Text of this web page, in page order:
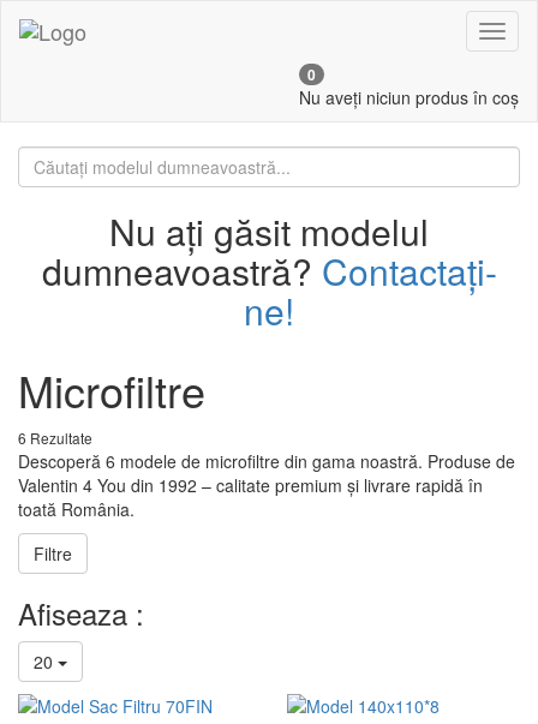
0
Nu aveți niciun produs în coș
Nu ați găsit modelul
dumneavoastră? Contactați-
ne!
Microfiltre
6 Rezultate
Descoperă 6 modele de microfiltre din gama noastră. Produse de
Valentin 4 You din 1992 – calitate premium și livrare rapidă în
toată România.
Filtre
Afiseaza :
20